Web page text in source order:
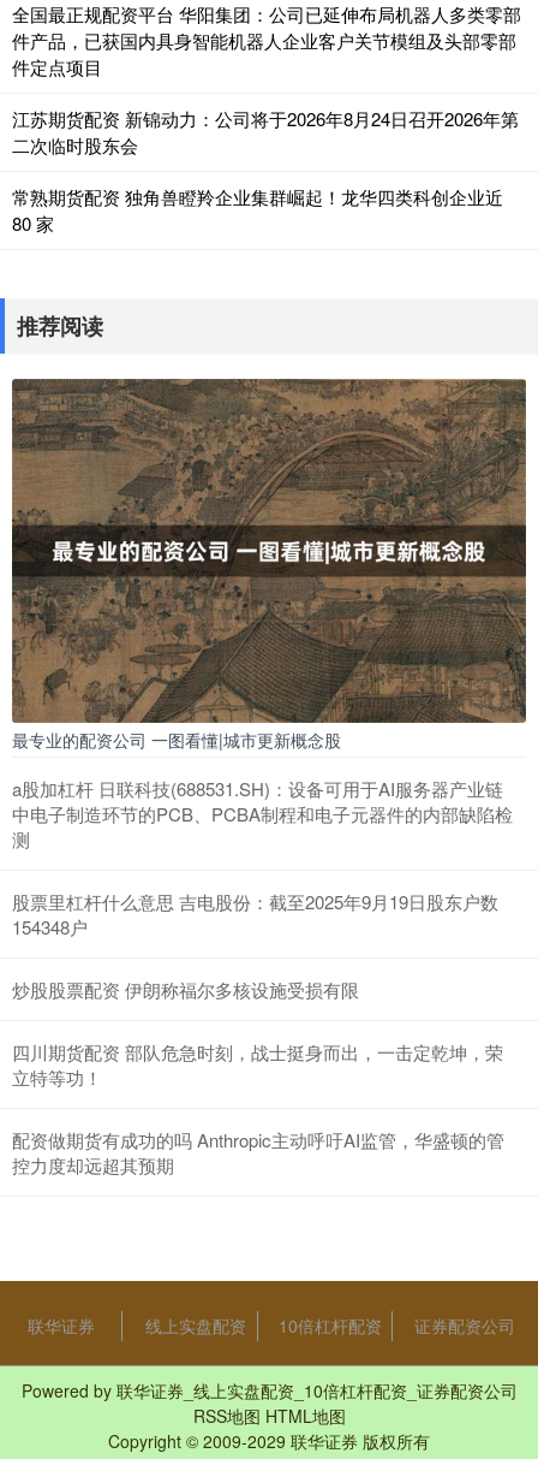
全国最正规配资平台 华阳集团：公司已延伸布局机器人多类零部
件产品，已获国内具身智能机器人企业客户关节模组及头部零部
件定点项目
江苏期货配资 新锦动力：公司将于2026年8月24日召开2026年第
二次临时股东会
常熟期货配资 独角兽瞪羚企业集群崛起！龙华四类科创企业近
80 家
推荐阅读
最专业的配资公司 一图看懂|城市更新概念股
a股加杠杆 日联科技(688531.SH)：设备可用于AI服务器产业链
中电子制造环节的PCB、PCBA制程和电子元器件的内部缺陷检
测
股票里杠杆什么意思 吉电股份：截至2025年9月19日股东户数
154348户
炒股股票配资 伊朗称福尔多核设施受损有限
四川期货配资 部队危急时刻，战士挺身而出，一击定乾坤，荣
立特等功！
配资做期货有成功的吗 Anthropic主动呼吁AI监管，华盛顿的管
控力度却远超其预期
联华证券 线上实盘配资 10倍杠杆配资 证券配资公司
Powered by 联华证券_线上实盘配资_10倍杠杆配资_证券配资公司
RSS地图 HTML地图
Copyright © 2009-2029 联华证券 版权所有